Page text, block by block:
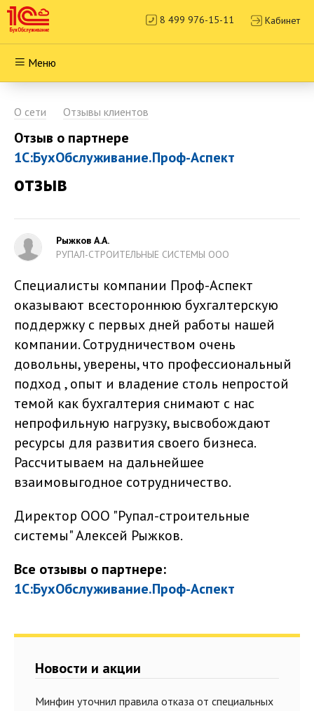
8 499 976-15-11 Кабинет
Меню
О сети Отзывы клиентов
Отзыв о партнере
1С:БухОбслуживание.Проф-Аспект
отзыв
Рыжков А.А.
РУПАЛ-СТРОИТЕЛЬНЫЕ СИСТЕМЫ ООО
Специалисты компании Проф-Аспект
оказывают всестороннюю бухгалтерскую
поддержку с первых дней работы нашей
компании. Сотрудничеством очень
довольны, уверены, что профессиональный
подход , опыт и владение столь непростой
темой как бухгалтерия снимают с нас
непрофильную нагрузку, высвобождают
ресурсы для развития своего бизнеса.
Рассчитываем на дальнейшее
взаимовыгодное сотрудничество.
Директор ООО "Рупал-строительные
системы" Алексей Рыжков.
Все отзывы о партнере:
1С:БухОбслуживание.Проф-Аспект
Новости и акции
Минфин уточнил правила отказа от специальных